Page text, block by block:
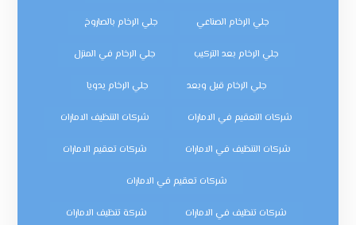
جلي الرخام الصناعي جلي الرخام بالصاروخ
جلي الرخام بعد التركيب جلي الرخام في المنزل
جلي الرخام قبل وبعد جلي الرخام يدويا
شركات التعقيم في الامارات شركات التنظيف الامارات
شركات التنظيف في الامارات شركات تعقيم الامارات
شركات تعقيم في الامارات
شركات تنظيف في الامارات شركة تنظيف الامارات